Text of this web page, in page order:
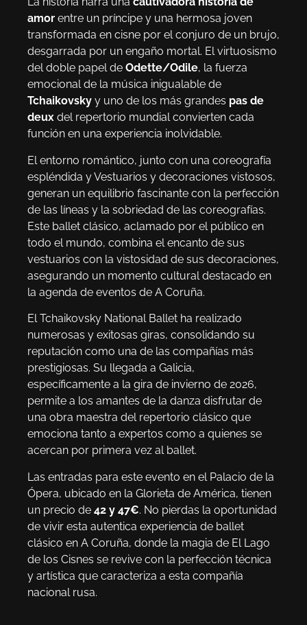
amor entre un príncipe y una hermosa joven
transformada en cisne por el conjuro de un brujo,
desgarrada por un engaño mortal. El virtuosismo
del doble papel de Odette/Odile, la fuerza
emocional de la música inigualable de
Tchaikovsky y uno de los más grandes pas de
deux del repertorio mundial convierten cada
función en una experiencia inolvidable.
El entorno romántico, junto con una coreografía
espléndida y Vestuarios y decoraciones vistosos,
generan un equilibrio fascinante con la perfección
de las líneas y la sobriedad de las coreografías.
Este ballet clásico, aclamado por el público en
todo el mundo, combina el encanto de sus
vestuarios con la vistosidad de sus decoraciones,
asegurando un momento cultural destacado en
la agenda de eventos de A Coruña.
El Tchaikovsky National Ballet ha realizado
numerosas y exitosas giras, consolidando su
reputación como una de las compañías más
prestigiosas. Su llegada a Galicia,
específicamente a la gira de invierno de 2026,
permite a los amantes de la danza disfrutar de
una obra maestra del repertorio clásico que
emociona tanto a expertos como a quienes se
acercan por primera vez al ballet.
Las entradas para este evento en el Palacio de la
Ópera, ubicado en la Glorieta de América, tienen
un precio de 42 y 47€. No pierdas la oportunidad
de vivir esta autentica experiencia de ballet
clásico en A Coruña, donde la magia de El Lago
de los Cisnes se revive con la perfección técnica
y artística que caracteriza a esta compañía
nacional rusa.